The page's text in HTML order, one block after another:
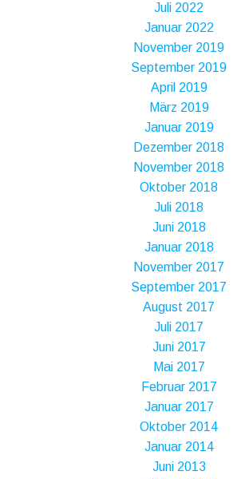
Juli 2022
Januar 2022
November 2019
September 2019
April 2019
März 2019
Januar 2019
Dezember 2018
November 2018
Oktober 2018
Juli 2018
Juni 2018
Januar 2018
November 2017
September 2017
August 2017
Juli 2017
Juni 2017
Mai 2017
Februar 2017
Januar 2017
Oktober 2014
Januar 2014
Juni 2013